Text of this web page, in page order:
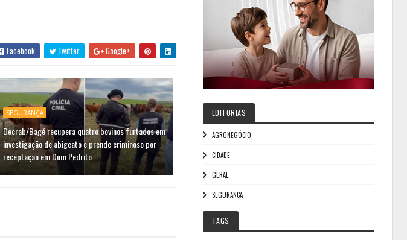
Facebook Twitter Google+
SEGURANÇA
Decrab/Bagé recupera quatro bovinos furtados em
investigação de abigeato e prende criminoso por
receptação em Dom Pedrito
EDITORIAS
AGRONEGÓCIO
CIDADE
GERAL
SEGURANÇA
TAGS